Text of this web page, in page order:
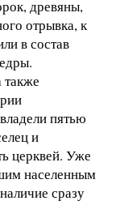
древяны,
отрывка, к
в состав
также
пятью
и
церквей. Уже
населенным
сразу